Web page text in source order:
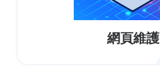
網頁維護